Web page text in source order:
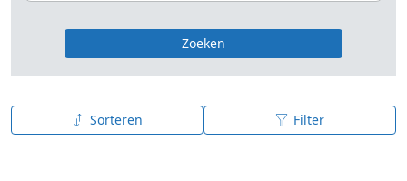
Zoeken
Sorteren Filter
Publicatiedatum (nieuw - oud)